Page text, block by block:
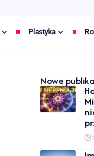
Plastyka
Nowe